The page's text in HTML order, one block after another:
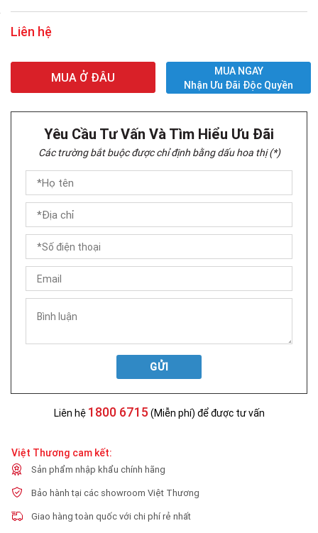
Liên hệ
MUA Ở ĐÂU
MUA NGAY
Nhận Ưu Đãi Độc Quyền
Yêu Cầu Tư Vấn Và Tìm Hiểu Ưu Đãi
Các trường bắt buộc được chỉ định bằng dấu hoa thị (*)
GỬI
Liên hệ 1800 6715 (Miễn phí) để được tư vấn
Việt Thương cam kết:
Sản phẩm nhập khẩu chính hãng
Bảo hành tại các showroom Việt Thương
Giao hàng toàn quốc với chi phí rẻ nhất